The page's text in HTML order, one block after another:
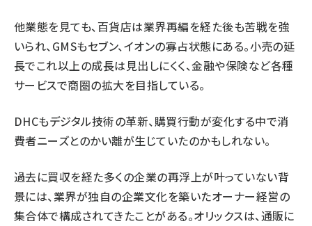
他業態を見ても、百貨店は業界再編を経た後も苦戦を強
いられ、GMSもセブン、イオンの寡占状態にある。小売の延
長でこれ以上の成長は見出しにくく、金融や保険など各種
サービスで商圏の拡大を目指している。
DHCもデジタル技術の革新、購買行動が変化する中で消
費者ニーズとのかい離が生じていたのかもしれない。
過去に買収を経た多くの企業の再浮上が叶っていない背
景には、業界が独自の企業文化を築いたオーナー経営の
集合体で構成されてきたことがある。オリックスは、通販に